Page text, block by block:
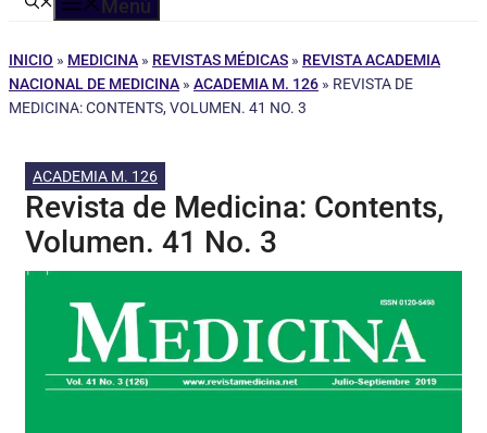
Menú
INICIO » MEDICINA » REVISTAS MÉDICAS » REVISTA ACADEMIA
NACIONAL DE MEDICINA » ACADEMIA M. 126 » REVISTA DE
MEDICINA: CONTENTS, VOLUMEN. 41 NO. 3
ACADEMIA M. 126
Revista de Medicina: Contents,
Volumen. 41 No. 3